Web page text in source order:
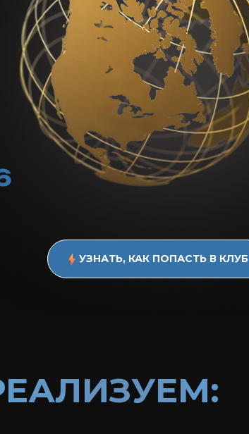
УЗНАТЬ, КАК ПОПАСТЬ В КЛУБ